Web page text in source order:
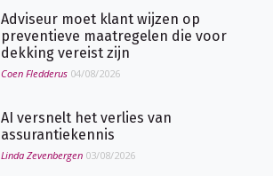
Adviseur moet klant wijzen op
preventieve maatregelen die voor
dekking vereist zijn
Coen Fledderus 04/08/2026
AI versnelt het verlies van
assurantiekennis
Linda Zevenbergen 03/08/2026